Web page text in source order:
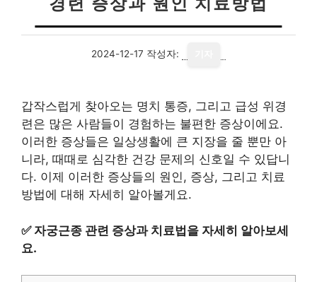
2024-12-17 작성자:
갑작스럽게 찾아오는 명치 통증, 그리고 급성 위경
련은 많은 사람들이 경험하는 불편한 증상이에요.
이러한 증상들은 일상생활에 큰 지장을 줄 뿐만 아
니라, 때때로 심각한 건강 문제의 신호일 수 있답니
다. 이제 이러한 증상들의 원인, 증상, 그리고 치료
방법에 대해 자세히 알아볼게요.
✅ 자궁근종 관련 증상과 치료법을 자세히 알아보세
요.